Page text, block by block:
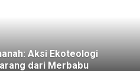
Aksi Ekoteologi
dari Merbabu